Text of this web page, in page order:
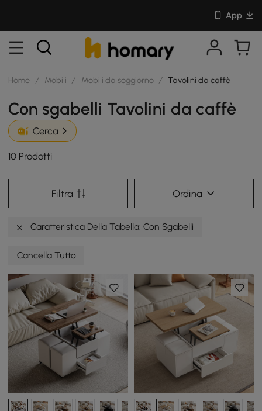
App
Home / Mobili / Mobili da soggiorno / Tavolini da caffè
Con sgabelli Tavolini da caffè
Cerca
10 Prodotti
Filtra Ordina
Caratteristica Della Tabella: Con Sgabelli
Cancella Tutto